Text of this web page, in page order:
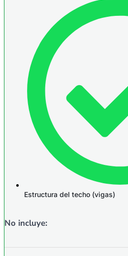
Estructura del techo (vigas)
No incluye: